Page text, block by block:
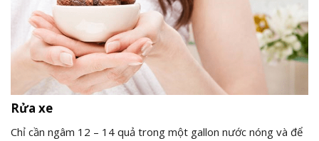
Rửa xe
Chỉ cần ngâm 12 – 14 quả trong một gallon nước nóng và để